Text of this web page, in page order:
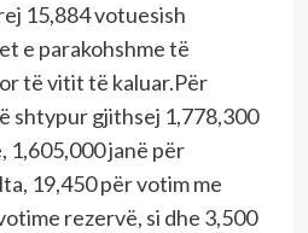
15,884 votuesish
e parakohshme të
të vitit të kaluar.Për
shtypur gjithsej 1,778,300
janë për
19,450 për votim me
rezervë, si dhe 3,500